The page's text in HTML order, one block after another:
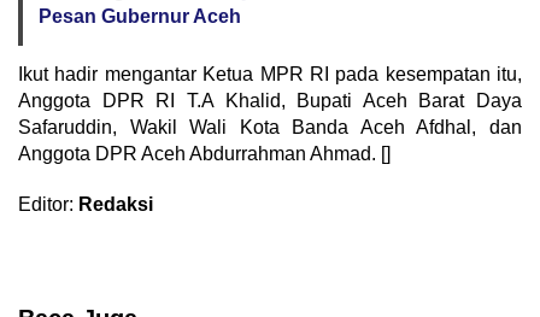
Pesan Gubernur Aceh
Ikut hadir mengantar Ketua MPR RI pada kesempatan itu,
Anggota DPR RI T.A Khalid, Bupati Aceh Barat Daya
Safaruddin, Wakil Wali Kota Banda Aceh Afdhal, dan
Anggota DPR Aceh Abdurrahman Ahmad. []
Editor: Redaksi